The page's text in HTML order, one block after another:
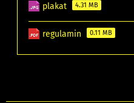
plakat 4.31 MB
regulamin 0.11 MB